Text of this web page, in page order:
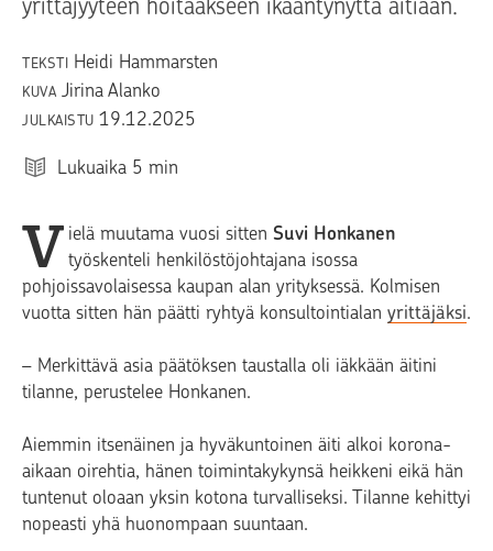
yrittäjyyteen hoitaakseen ikääntynyttä äitiään.
TEKSTI Heidi Hammarsten
KUVA Jirina Alanko
JULKAISTU 19.12.2025
Lukuaika 5 min
V ielä muutama vuosi sitten Suvi Honkanen
työskenteli henkilöstöjohtajana isossa
pohjoissavolaisessa kaupan alan yrityksessä. Kolmisen
vuotta sitten hän päätti ryhtyä konsultointialan yrittäjäksi.
– Merkittävä asia päätöksen taustalla oli iäkkään äitini
tilanne, perustelee Honkanen.
Aiemmin itsenäinen ja hyväkuntoinen äiti alkoi korona-
aikaan oirehtia, hänen toimintakykynsä heikkeni eikä hän
tuntenut oloaan yksin kotona turvalliseksi. Tilanne kehittyi
nopeasti yhä huonompaan suuntaan.